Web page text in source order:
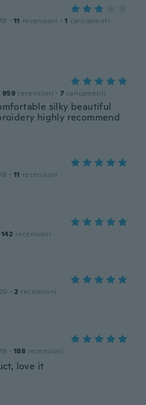
· 11 recensioni · 1 caricamenti
959 recensioni · 7 caricamenti
silky beautiful
highly recommend
· 11 recensioni
142 recensioni
· 2 recensioni
· 188 recensioni
love it